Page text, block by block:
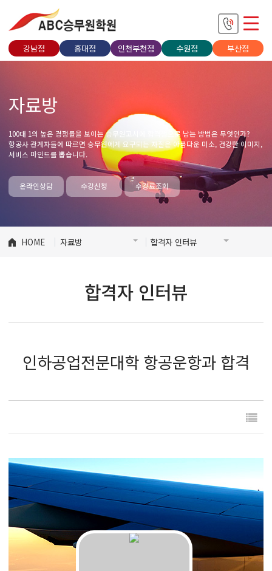
강남점 홍대점 인천부천점 수원점 부산점
자료방
100대 1의 높은 경쟁률을 보이는 승무원고시에 합격생으로 남는 방법은 무엇인가?
항공사 관계자들에 따르면 승무원에게 요구되는 자질은 아름다운 미소, 건강한 이미지,
서비스 마인드를 뽑습니다.
온라인상담 수강신청 수강료조회
HOME 자료방 합격자 인터뷰
합격자 인터뷰
인하공업전문대학 항공운항과 합격